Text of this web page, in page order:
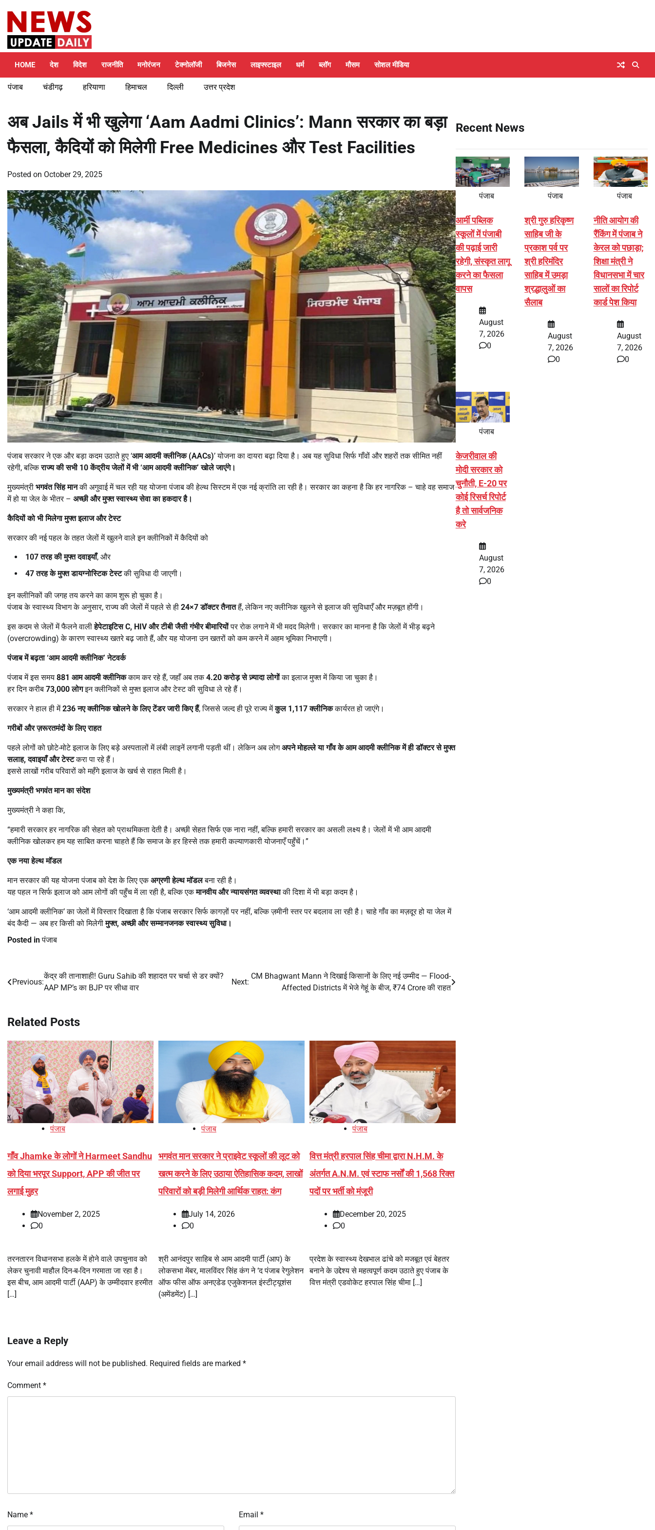
content
HOME देश विदेश राजनीति मनोरंजन टेक्नोलॉजी बिजनेस लाइफ्स्टाइल धर्म ब्लॉग मौसम सोशल मीडिया
पंजाब चंडीगढ़ हरियाणा हिमाचल दिल्ली उत्तर प्रदेश
अब Jails में भी खुलेगा ‘Aam Aadmi Clinics’: Mann सरकार का बड़ा
फैसला, कैदियों को मिलेगी Free Medicines और Test Facilities
Posted on October 29, 2025
पंजाब सरकार ने एक और बड़ा कदम उठाते हुए ‘आम आदमी क्लीनिक (AACs)’ योजना का दायरा बढ़ा दिया है। अब यह सुविधा सिर्फ गाँवों और शहरों तक सीमित नहीं
रहेगी, बल्किराज्य की सभी 10केंद्रीय जेलों में भी‘आम आदमी क्लीनिक’खोले जाएंगे।
मुख्यमंत्री भगवंत सिंह मानकी अगुवाई में चल रही यह योजना पंजाब की हेल्थ सिस्टम में एक नई क्रांति ला रही है। सरकार का कहना है कि हर नागरिक – चाहे वह समाज
में हो या जेल के भीतर – अच्छी और मुफ्त स्वास्थ्य सेवा का हकदार है।
कैदियों को भी मिलेगा मुफ्त इलाज और टेस्ट
सरकार की नई पहल के तहत जेलों में खुलने वाले इन क्लीनिकों में कैदियों को
107तरह की मुफ्त दवाइयाँ, और
47तरह के मुफ्त डायग्नोस्टिक टेस्टकी सुविधा दी जाएगी।
इन क्लीनिकों की जगह तय करने का काम शुरू हो चुका है।
पंजाब के स्वास्थ्य विभाग के अनुसार, राज्य की जेलों में पहले से ही 24×7डॉक्टर तैनातहैं, लेकिन नए क्लीनिक खुलने से इलाज की सुविधाएँ और मज़बूत होंगी।
इस कदम से जेलों में फैलने वालीहेपेटाइटिसC, HIVऔर टीबी जैसी गंभीर बीमारियोंपर रोक लगाने में भी मदद मिलेगी। सरकार का मानना है कि जेलों में भीड़ बढ़ने
(overcrowding) के कारण स्वास्थ्य खतरे बढ़ जाते हैं, और यह योजना उन खतरों को कम करने में अहम भूमिका निभाएगी।
पंजाब में बढ़ता‘आम आदमी क्लीनिक’नेटवर्क
पंजाब में इस समय 881 आम आदमी क्लीनिककाम कर रहे हैं, जहाँ अब तक4.20करोड़ से ज़्यादा लोगोंका इलाज मुफ्त में किया जा चुका है।
हर दिन करीब 73,000लोगइन क्लीनिकों से मुफ्त इलाज और टेस्ट की सुविधा ले रहे हैं।
सरकार ने हाल ही में236नए क्लीनिक खोलने के लिए टेंडर जारी किए हैं, जिससे जल्द ही पूरे राज्य मेंकुल 1,117क्लीनिककार्यरत हो जाएंगे।
गरीबों और ज़रूरतमंदों के लिए राहत
पहले लोगों को छोटे-मोटे इलाज के लिए बड़े अस्पतालों में लंबी लाइनें लगानी पड़ती थीं। लेकिन अब लोगअपने मोहल्ले या गाँव के आम आदमी क्लीनिक में ही डॉक्टर से मुफ्त
सलाह,दवाइयाँ और टेस्टकरा पा रहे हैं।
इससे लाखों गरीब परिवारों को महँगे इलाज के खर्च से राहत मिली है।
मुख्यमंत्री भगवंत मान का संदेश
मुख्यमंत्री ने कहा कि,
“हमारी सरकार हर नागरिक की सेहत को प्राथमिकता देती है। अच्छी सेहत सिर्फ एक नारा नहीं, बल्कि हमारी सरकार का असली लक्ष्य है। जेलों में भी आम आदमी
क्लीनिक खोलकर हम यह साबित करना चाहते हैं कि समाज के हर हिस्से तक हमारी कल्याणकारी योजनाएँ पहुँचें।”
एक नया हेल्थ मॉडल
मान सरकार की यह योजना पंजाब को देश के लिए एकअग्रणी हेल्थ मॉडलबना रही है।
यह पहल न सिर्फ इलाज को आम लोगों की पहुँच में ला रही है, बल्कि एकमानवीय और न्यायसंगत व्यवस्थाकी दिशा में भी बड़ा कदम है।
‘आम आदमी क्लीनिक’ का जेलों में विस्तार दिखाता है कि पंजाब सरकार सिर्फ कागज़ों पर नहीं, बल्कि ज़मीनी स्तर पर बदलाव ला रही है। चाहे गाँव का मज़दूर हो या जेल में
बंद कैदी — अब हर किसी को मिलेगीमुफ्त, अच्छी और सम्मानजनक स्वास्थ्य सुविधा।
Posted inपंजाब
Post
Previous:
केंद्र की तानाशाही! Guru Sahib की शहादत पर चर्चा से डर क्यों?
AAP MP’s का BJP पर सीधा वार
Next:
CM Bhagwant Mann ने दिखाई किसानों के लिए नई उम्मीद — Flood-
Affected Districts में भेजे गेहूं के बीज, ₹74 Crore की राहत
Related Posts
पंजाब
गाँव Jhamke के लोगों ने Harmeet Sandhu
को दिया भरपूर Support, APP की जीत पर
लगाई मुहर
November 2, 2025
0
तरनतारन विधानसभा हलके में होने वाले उपचुनाव को
लेकर चुनावी माहौल दिन-ब-दिन गरमाता जा रहा है।
इस बीच, आम आदमी पार्टी (AAP) के उम्मीदवार हरमीत
[…]
पंजाब
भगवंत मान सरकार ने प्राइवेट स्कूलों की लूट को
खत्म करने के लिए उठाया ऐतिहासिक कदम, लाखों
परिवारों को बड़ी मिलेगी आर्थिक राहत: कंग
July 14, 2026
0
श्री आनंदपुर साहिब से आम आदमी पार्टी (आप) के
लोकसभा मेंबर, मालविंदर सिंह कंग ने ‘द पंजाब रेगुलेशन
ऑफ फीस ऑफ अनएडेड एजुकेशनल इंस्टीट्यूशंस
(अमेंडमेंट) […]
पंजाब
वित्त मंत्री हरपाल सिंह चीमा द्वारा N.H.M. के
अंतर्गत A.N.M. एवं स्टाफ नर्सों की 1,568 रिक्त
पदों पर भर्ती को मंजूरी
December 20, 2025
0
प्रदेश के स्वास्थ्य देखभाल ढांचे को मजबूत एवं बेहतर
बनाने के उद्देश्य से महत्वपूर्ण कदम उठाते हुए पंजाब के
वित्त मंत्री एडवोकेट हरपाल सिंह चीमा […]
Leave a Reply
Your email address will not be published. Required fields are marked *
Comment *
Name * Email *
Recent News
पंजाब
आर्मी पब्लिक
स्कूलों में पंजाबी
की पढ़ाई जारी
रहेगी, संस्कृत लागू
करने का फैसला
वापस
August
7, 2026
0
पंजाब
श्री गुरु हरिकृष्ण
साहिब जी के
प्रकाश पर्व पर
श्री हरिमंदिर
साहिब में उमड़ा
श्रद्धालुओं का
सैलाब
August
7, 2026
0
पंजाब
नीति आयोग की
रैंकिंग में पंजाब ने
केरल को पछाड़ा;
शिक्षा मंत्री ने
विधानसभा में चार
सालों का रिपोर्ट
कार्ड पेश किया
August
7, 2026
0
पंजाब
केजरीवाल की
मोदी सरकार को
चुनौती, E-20 पर
कोई रिसर्च रिपोर्ट
है तो सार्वजनिक
करे
August
7, 2026
0